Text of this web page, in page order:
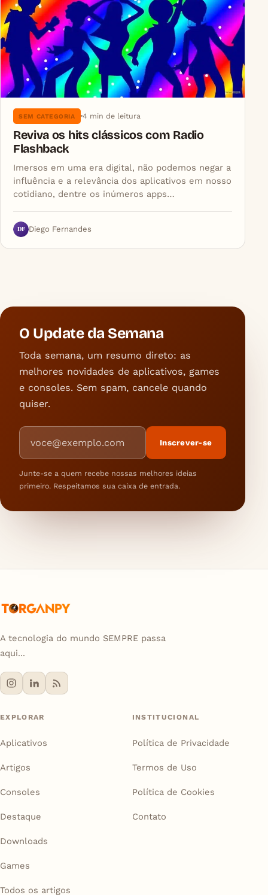
SEM CATEGORIA 4 min de leitura
Reviva os hits clássicos com Radio
Flashback
Imersos em uma era digital, não podemos negar a
influência e a relevância dos aplicativos em nosso
cotidiano, dentre os inúmeros apps…
DF Diego Fernandes
O Update da Semana
Toda semana, um resumo direto: as
melhores novidades de aplicativos, games
e consoles. Sem spam, cancele quando
quiser.
Endereço de e-mail
Inscrever-se
Junte-se a quem recebe nossas melhores ideias
primeiro. Respeitamos sua caixa de entrada.
A tecnologia do mundo SEMPRE passa
aqui...
EXPLORAR
Aplicativos
Artigos
Consoles
Destaque
Downloads
Games
Todos os artigos
INSTITUCIONAL
Política de Privacidade
Termos de Uso
Política de Cookies
Contato